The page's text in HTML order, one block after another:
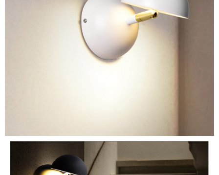
５．嚴禁一人註冊多個帳號或使用他人資訊註冊。若發現惡意使用之情形，
恩沛科技股份有限公司將有權停止該用戶之使用額度並採取法律行動。